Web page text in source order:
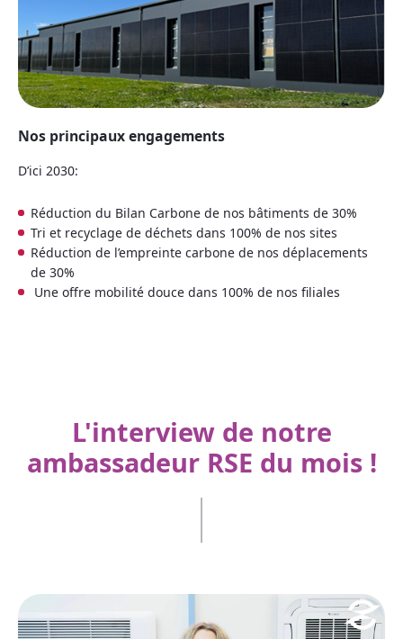
Nos principaux engagements
D’ici 2030:
Réduction du Bilan Carbone de nos bâtiments de 30%
Tri et recyclage de déchets dans 100% de nos sites
Réduction de l’empreinte carbone de nos déplacements
de 30%
Une offre mobilité douce dans 100% de nos filiales
L'interview de notre
ambassadeur RSE du mois !